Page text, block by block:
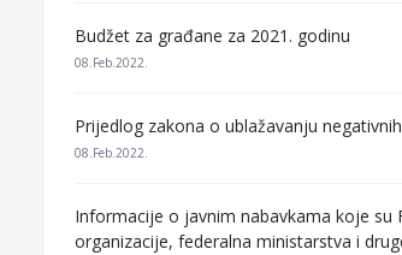
Budžet za građane za 2021. godinu
08.Feb.2022.
Prijedlog zakona o ublažavanju
08.Feb.2022.
Informacije o javnim nabavkama koje su
organizacije, federalna ministarstva i